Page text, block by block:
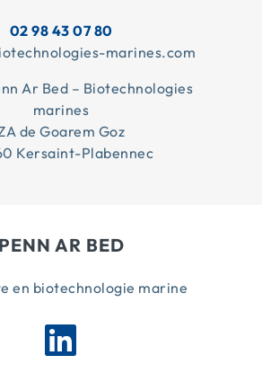
02 98 43 07 80
marines.com
Ar Bed – Biotechnologies
marines
de Goarem Goz
Kersaint-Plabennec
PENN AR BED
en biotechnologie marine